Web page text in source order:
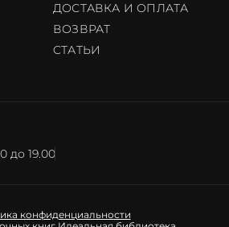
ДОСТАВКА И ОПЛАТА
ВОЗВРАТ
CТАТЬИ
до 19.00
конфиденциальности